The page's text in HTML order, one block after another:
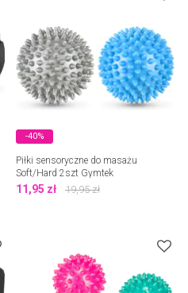
-40%
Piłki sensoryczne do masażu
Soft/Hard 2szt Gymtek
11,95 zł 19,95zł